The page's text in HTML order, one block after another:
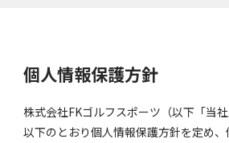
個人情報保護方針
株式会社FKゴルフスポーツ（以下「当社
以下のとおり個人情報保護方針を定め